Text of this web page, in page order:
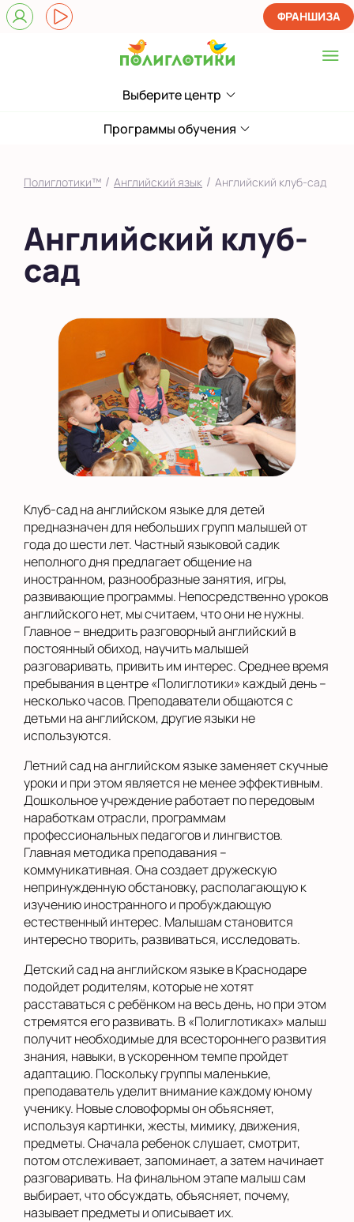
Выберите центр
Выберите центр
Показать на карте
ФРАНШИЗА
Программы обучения
Полиглотики™ / Английский язык / Английский клуб-сад
Английский клуб-
сад
Клуб-сад на английском языке для детей
предназначен для небольших групп малышей от
года до шести лет. Частный языковой садик
неполного дня предлагает общение на
иностранном, разнообразные занятия, игры,
развивающие программы. Непосредственно уроков
английского нет, мы считаем, что они не нужны.
Главное – внедрить разговорный английский в
постоянный обиход, научить малышей
разговаривать, привить им интерес. Среднее время
пребывания в центре «Полиглотики» каждый день –
несколько часов. Преподаватели общаются с
детьми на английском, другие языки не
используются.
Летний сад на английском языке заменяет скучные
уроки и при этом является не менее эффективным.
Дошкольное учреждение работает по передовым
наработкам отрасли, программам
профессиональных педагогов и лингвистов.
Главная методика преподавания –
коммуникативная. Она создает дружескую
непринужденную обстановку, располагающую к
изучению иностранного и пробуждающую
естественный интерес. Малышам становится
интересно творить, развиваться, исследовать.
Детский сад на английском языке в Краснодаре
подойдет родителям, которые не хотят
расставаться с ребёнком на весь день, но при этом
стремятся его развивать. В «Полиглотиках» малыш
получит необходимые для всестороннего развития
знания, навыки, в ускоренном темпе пройдет
адаптацию. Поскольку группы маленькие,
преподаватель уделит внимание каждому юному
ученику. Новые словоформы он объясняет,
используя картинки, жесты, мимику, движения,
предметы. Сначала ребенок слушает, смотрит,
потом отслеживает, запоминает, а затем начинает
разговаривать. На финальном этапе малыш сам
выбирает, что обсуждать, объясняет, почему,
называет предметы и описывает их.